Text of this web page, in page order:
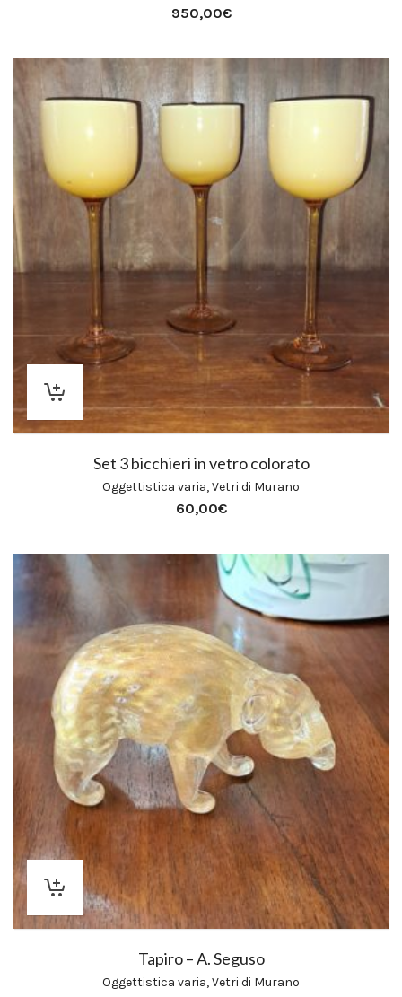
950,00€
Set 3 bicchieri in vetro colorato
Oggettistica varia,Vetri di Murano
60,00€
Tapiro – A. Seguso
Oggettistica varia,Vetri di Murano